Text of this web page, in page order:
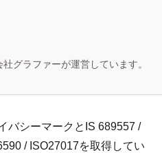
グラファーが運営しています。
バシーマークとIS 689557 /
/ ISO27017を取得してい